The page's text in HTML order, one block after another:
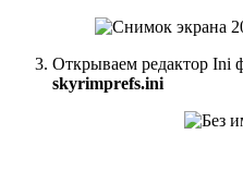
Открываем редактор Ini
skyrimprefs.ini